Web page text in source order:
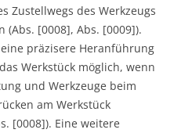
Zustellwegs des Werkzeugs
(Abs. [0008], Abs. [0009]).
präzisere Heranführung
Werkstück möglich, wenn
und Werkzeuge beim
am Werkstück
[0008]). Eine weitere